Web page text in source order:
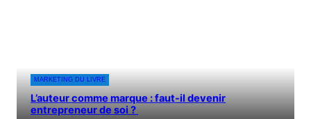
MARKETING DU LIVRE
L’auteur comme marque : faut-il devenir
entrepreneur de soi ?